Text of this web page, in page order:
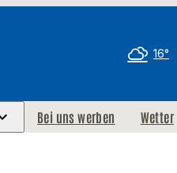
16°
Bei uns werben Wetter